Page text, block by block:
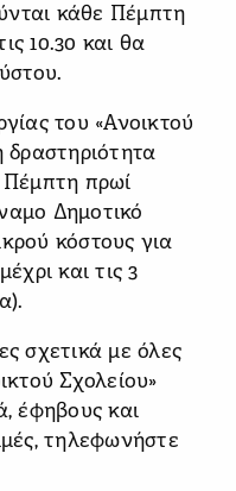
κάθε Πέμπτη
10.30 και θα
του «Ανοικτού
δραστηριότητα
Πέμπτη πρωί
Δημοτικό
κόστους για
και τις 3
σχετικά με όλες
Σχολείου»
έφηβους και
τηλεφωνήστε